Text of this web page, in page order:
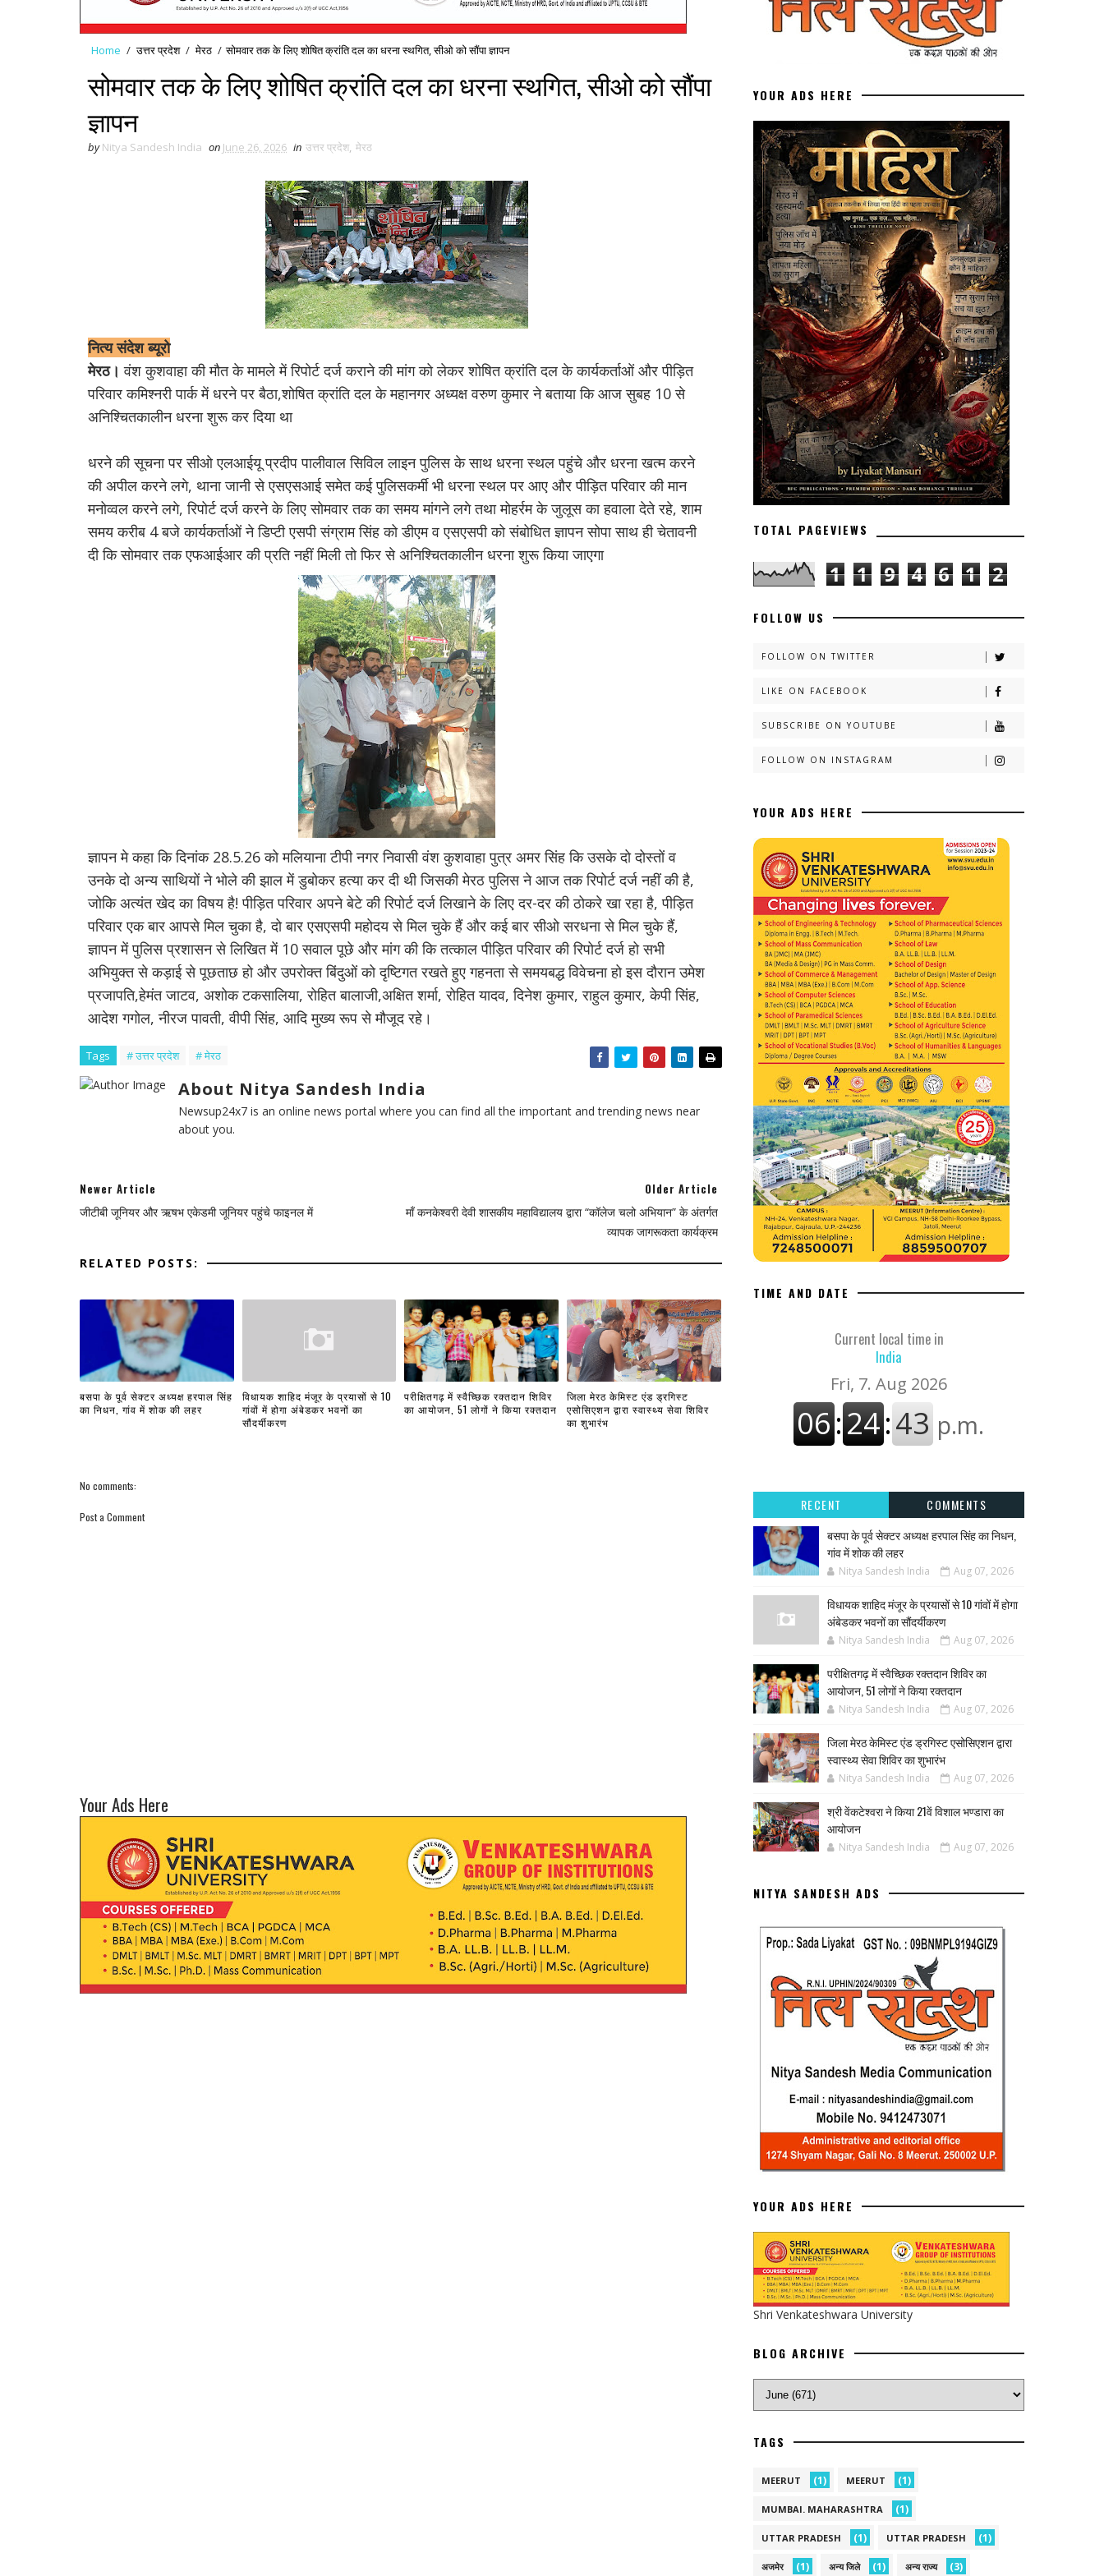
Home / उत्तर प्रदेश / मेरठ / सोमवार तक के लिए शोषित क्रांति दल का धरना स्थगित, सीओ को सौंपा ज्ञापन
सोमवार तक के लिए शोषित क्रांति दल का धरना स्थगित, सीओ को सौंपा
ज्ञापन
by Nitya Sandesh India on June 26, 2026 in उत्तर प्रदेश, मेरठ
नित्य संदेश ब्यूरो
मेरठ।वंश कुशवाहा की मौत के मामले में रिपोर्ट दर्ज कराने की मांग को लेकर शोषित क्रांति दल के कार्यकर्ताओं और पीड़ित
परिवार कमिश्नरी पार्क में धरने पर बैठा,शोषित क्रांति दल के महानगर अध्यक्ष वरुण कुमार ने बताया कि आज सुबह 10 से
अनिश्चितकालीन धरना शुरू कर दिया था
धरने की सूचना पर सीओ एलआईयू प्रदीप पालीवाल सिविल लाइन पुलिस के साथ धरना स्थल पहुंचे और धरना खत्म करने
की अपील करने लगे, थाना जानी से एसएसआई समेत कई पुलिसकर्मी भी धरना स्थल पर आए और पीड़ित परिवार की मान
मनोव्वल करने लगे, रिपोर्ट दर्ज करने के लिए सोमवार तक का समय मांगने लगे तथा मोहर्रम के जुलूस का हवाला देते रहे, शाम
समय करीब 4 बजे कार्यकर्ताओं ने डिप्टी एसपी संग्राम सिंह को डीएम व एसएसपी को संबोधित ज्ञापन सोपा साथ ही चेतावनी
दी कि सोमवार तक एफआईआर की प्रति नहीं मिली तो फिर से अनिश्चितकालीन धरना शुरू किया जाएगा
ज्ञापन मे कहा कि दिनांक 28.5.26 को मलियाना टीपी नगर निवासी वंश कुशवाहा पुत्र अमर सिंह कि उसके दो दोस्तों व
उनके दो अन्य साथियों ने भोले की झाल में डुबोकर हत्या कर दी थी जिसकी मेरठ पुलिस ने आज तक रिपोर्ट दर्ज नहीं की है,
जोकि अत्यंत खेद का विषय है! पीड़ित परिवार अपने बेटे की रिपोर्ट दर्ज लिखाने के लिए दर-दर की ठोकरे खा रहा है, पीड़ित
परिवार एक बार आपसे मिल चुका है, दो बार एसएसपी महोदय से मिल चुके हैं और कई बार सीओ सरधना से मिल चुके हैं,
ज्ञापन में पुलिस प्रशासन से लिखित में 10 सवाल पूछे और मांग की कि तत्काल पीड़ित परिवार की रिपोर्ट दर्ज हो सभी
अभियुक्त से कड़ाई से पूछताछ हो और उपरोक्त बिंदुओं को दृष्टिगत रखते हुए गहनता से समयबद्ध विवेचना हो इस दौरान उमेश
प्रजापति,हेमंत जाटव, अशोक टकसालिया, रोहित बालाजी,अक्षित शर्मा, रोहित यादव, दिनेश कुमार, राहुल कुमार, केपी सिंह,
आदेश गगोल, नीरज पावती, वीपी सिंह, आदि मुख्य रूप से मौजूद रहे।
Tags # उत्तर प्रदेश # मेरठ
About Nitya Sandesh India
Newsup24x7 is an online news portal where you can find all the important and trending news near
about you.
Newer Article
जीटीबी जूनियर और ऋषभ एकेडमी जूनियर पहुंचे फाइनल में
Older Article
माँ कनकेश्वरी देवी शासकीय महाविद्यालय द्वारा “कॉलेज चलो अभियान” के अंतर्गत
व्यापक जागरूकता कार्यक्रम
RELATED POSTS:
बसपा के पूर्व सेक्टर अध्यक्ष हरपाल सिंह
का निधन, गांव में शोक की लहर
विधायक शाहिद मंजूर के प्रयासों से 10
गांवों में होगा अंबेडकर भवनों का
सौंदर्यीकरण
परीक्षितगढ़ में स्वैच्छिक रक्तदान शिविर
का आयोजन, 51 लोगों ने किया रक्तदान
जिला मेरठ केमिस्ट एंड ड्रगिस्ट
एसोसिएशन द्वारा स्वास्थ्य सेवा शिविर
का शुभारंभ
No comments:
Post a Comment
Your Ads Here
YOUR ADS HERE
TOTAL PAGEVIEWS
1 1 9 4 6 1 2
FOLLOW US
FOLLOW ON TWITTER
LIKE ON FACEBOOK
SUBSCRIBE ON YOUTUBE
FOLLOW ON INSTAGRAM
YOUR ADS HERE
TIME AND DATE
Current local time in
India
RECENT
COMMENTS
बसपा के पूर्व सेक्टर अध्यक्ष हरपाल सिंह का निधन,
गांव में शोक की लहर
Nitya Sandesh India Aug 07, 2026
विधायक शाहिद मंजूर के प्रयासों से 10 गांवों में होगा
अंबेडकर भवनों का सौंदर्यीकरण
Nitya Sandesh India Aug 07, 2026
परीक्षितगढ़ में स्वैच्छिक रक्तदान शिविर का
आयोजन, 51 लोगों ने किया रक्तदान
Nitya Sandesh India Aug 07, 2026
जिला मेरठ केमिस्ट एंड ड्रगिस्ट एसोसिएशन द्वारा
स्वास्थ्य सेवा शिविर का शुभारंभ
Nitya Sandesh India Aug 07, 2026
श्री वेंकटेश्वरा ने किया 21वें विशाल भण्डारा का
आयोजन
Nitya Sandesh India Aug 07, 2026
NITYA SANDESH ADS
YOUR ADS HERE
Shri Venkateshwara University
BLOG ARCHIVE
TAGS
MEERUT (1) MEERUT (1)
MUMBAI. MAHARASHTRA (1)
UTTAR PRADESH (1) UTTAR PRADESH (1)
अजमेर (1) अन्य जिले (1) अन्य राज्य (3)